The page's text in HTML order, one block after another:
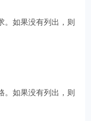
。如果没有列出，则
。如果没有列出，则